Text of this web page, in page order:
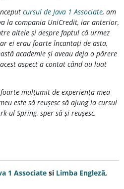
cursul de Java 1 Associate, am
la compania UniCredit, iar anterior,
altele și despre faptul că urmez
ei erau foarte încantați de asta,
academie și aveau deja o părere
aspect a contat când au luat
mulțumit de experiența mea
este să reușesc să ajung la cursul
ul Spring, sper să și reușesc.
1 Associatesi Limba Engleză,